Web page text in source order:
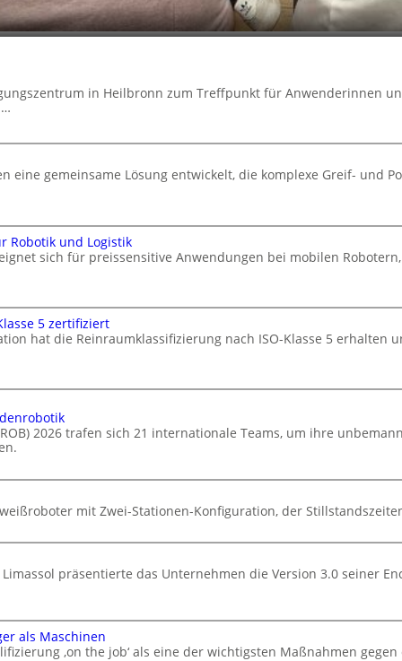
in Heilbronn zum Treffpunkt für Anwenderinnen
eine gemeinsame Lösung entwickelt, die komplexe Greif- und
Robotik und Logistik
sich für preissensitive Anwendungen bei mobilen
5 zertifiziert
hat die Reinraumklassifizierung nach ISO-Klasse 5 erhalten
2026 trafen sich 21 internationale Teams, um ihre
mit Zwei-Stationen-Konfiguration, der
präsentierte das Unternehmen die Version 3.0 seiner
als Maschinen
‚on the job‘ als eine der wichtigsten Maßnahmen